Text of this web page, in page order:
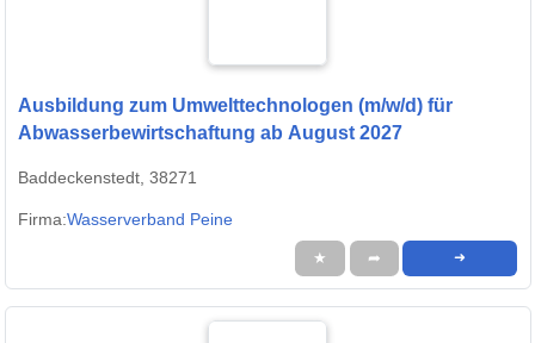
Ausbildung zum Umwelttechnologen (m/w/d) für
Abwasserbewirtschaftung ab August 2027
Baddeckenstedt, 38271
Firma:Wasserverband Peine
★ ➦ ➜